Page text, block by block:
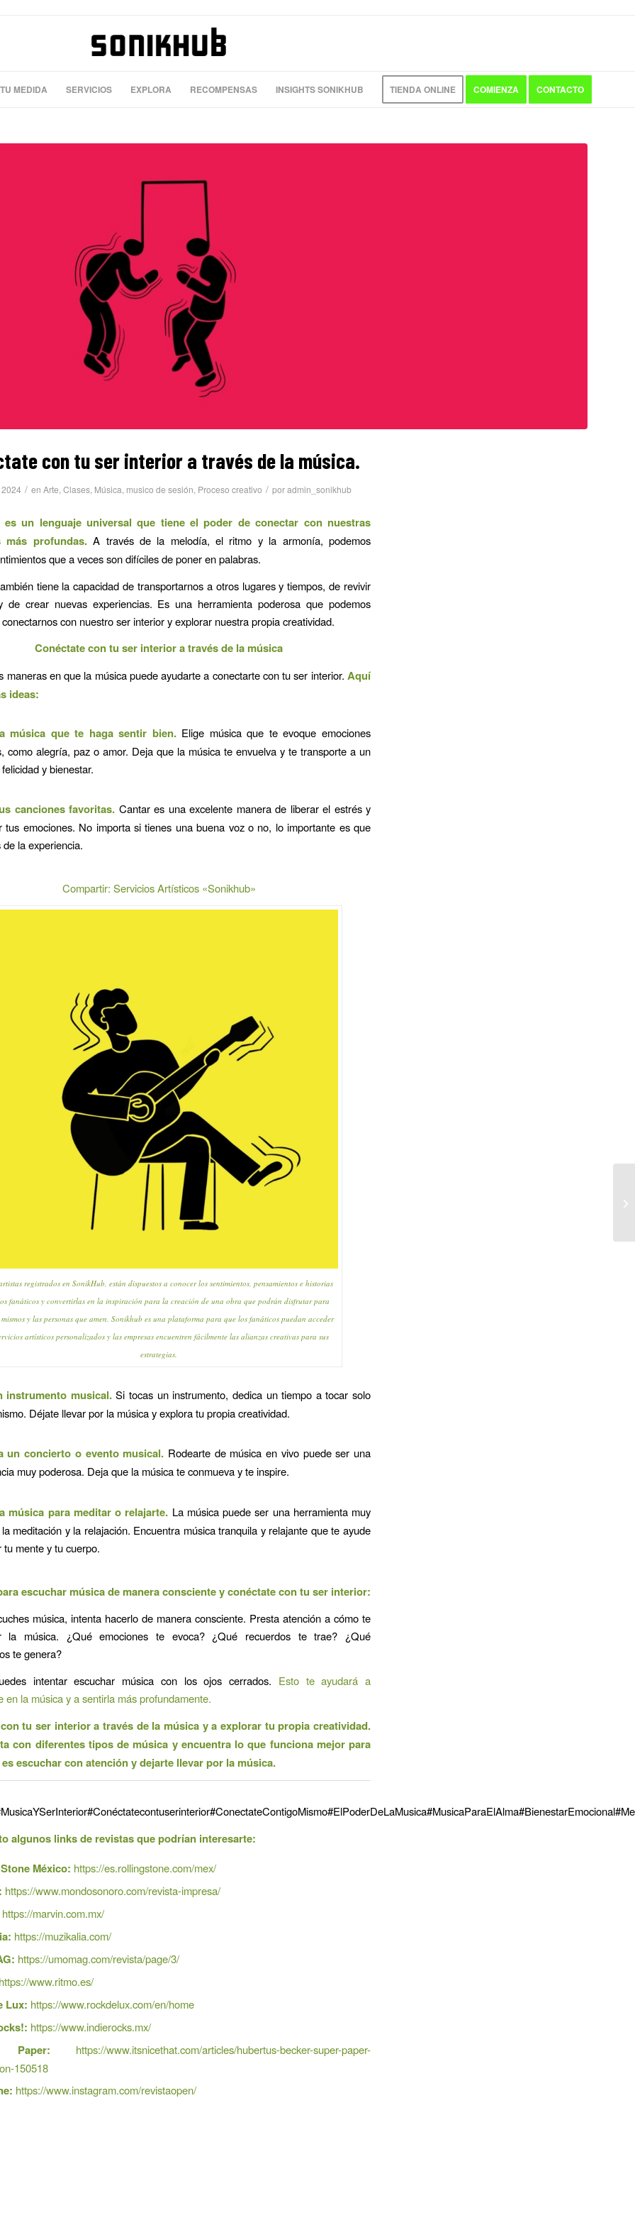
MEDIDA SERVICIOS EXPLORA RECOMPENSAS INSIGHTS SONIKHUB TIENDA ONLINE COMIENZA CONTACTO
con tu ser interior a través de la música.
/ en Arte, Clases, Música, musico de sesión, Proceso creativo / poradmin_sonikhub
es un lenguaje universal que tiene el poder de conectar con nuestras
más profundas.A través de la melodía, el ritmo y la armonía, podemos
que a veces son difíciles de poner en palabras.
tiene la capacidad de transportarnos a otros lugares y tiempos, de revivir
de crear nuevas experiencias. Es una herramienta poderosa que podemos
con nuestro ser interior y explorar nuestra propia creatividad.
Conéctate con tu ser interior a través de la música
maneras en que la música puede ayudarte a conectarte con tu ser interior. Aquí
ideas:
música que te haga sentir bien.Elige música que te evoque emociones
como alegría, paz o amor. Deja que la música te envuelva y te transporte a un
y bienestar.
canciones favoritas. Cantar es una excelente manera de liberar el estrés y
tus emociones. No importa si tienes una buena voz o no, lo importante es que
de la experiencia.
Compartir: Servicios Artísticos «Sonikhub»
registrados en SonikHub, están dispuestos a conocer los sentimientos, pensamientos e historias
fanáticos y convertirlas en la inspiración para la creación de una obra que podrán disfrutar para
y las personas que amen. Sonikhub es una plataforma para que los fanáticos puedan acceder
artísticos personalizados y las empresas encuentren fácilmente las alianzas creativas para sus
estrategias.
instrumento musical.Si tocas un instrumento, dedica un tiempo a tocar solo
Déjate llevar por la música y explora tu propia creatividad.
un concierto o evento musical. Rodearte de música en vivo puede ser una
muy poderosa. Deja que la música te conmueva y te inspire.
música para meditar o relajarte. La música puede ser una herramienta muy
meditación y la relajación. Encuentra música tranquila y relajante que te ayude
tu mente y tu cuerpo.
escuchar música de manera consciente y conéctate con tu ser interior:
música, intenta hacerlo de manera consciente. Presta atención a cómo te
la música. ¿Qué emociones te evoca? ¿Qué recuerdos te trae? ¿Qué
te genera?
intentar escuchar música con los ojos cerrados. Esto te ayudará a
en la música y a sentirla más profundamente.
tu ser interior a través de la música y a explorar tu propia creatividad.
con diferentes tipos de música y encuentra lo que funciona mejor para
escuchar con atención y dejarte llevar por la música.
algunos links de revistas que podrían interesarte:
México: https://es.rollingstone.com/mex/
https://www.mondosonoro.com/revista-impresa/
https://marvin.com.mx/
https://muzikalia.com/
https://umomag.com/revista/page/3/
https://www.ritmo.es/
Lux: https://www.rockdelux.com/en/home
https://www.indierocks.mx/
Paper:
https://www.itsnicethat.com/articles/hubertus-becker-super-paper-
150518
https://www.instagram.com/revistaopen/